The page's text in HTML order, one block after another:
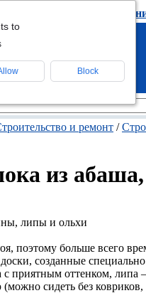
удалить
и ремонт /
из
липы и ольхи
поэтому больше всего
созданные
с приятным оттенком,
сидеть без
to
Block